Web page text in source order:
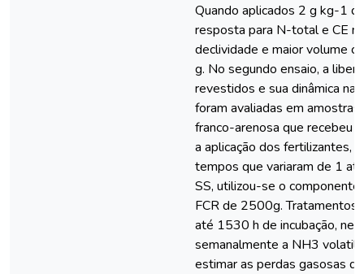
Quando aplicados 2 g kg-1
resposta para N-total e CE
declividade e maior volume
g. No segundo ensaio, a
revestidos e sua dinâmica
foram avaliadas em
franco-arenosa que recebeu
a aplicação dos fertilizantes,
tempos que variaram de 1
SS, utilizou-se o
FCR de 2500g. Tratamentos
até 1530 h de incubação,
semanalmente a NH3
estimar as perdas gasosas